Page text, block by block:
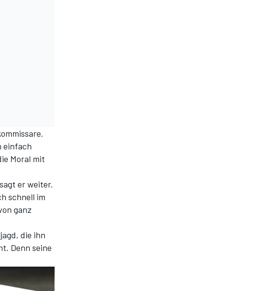
einfach
Moral mit
er weiter.
schnell im
ganz
die ihn
Denn seine